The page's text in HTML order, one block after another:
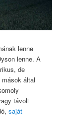
lenne
lenne. A
de
által
távoli
saját